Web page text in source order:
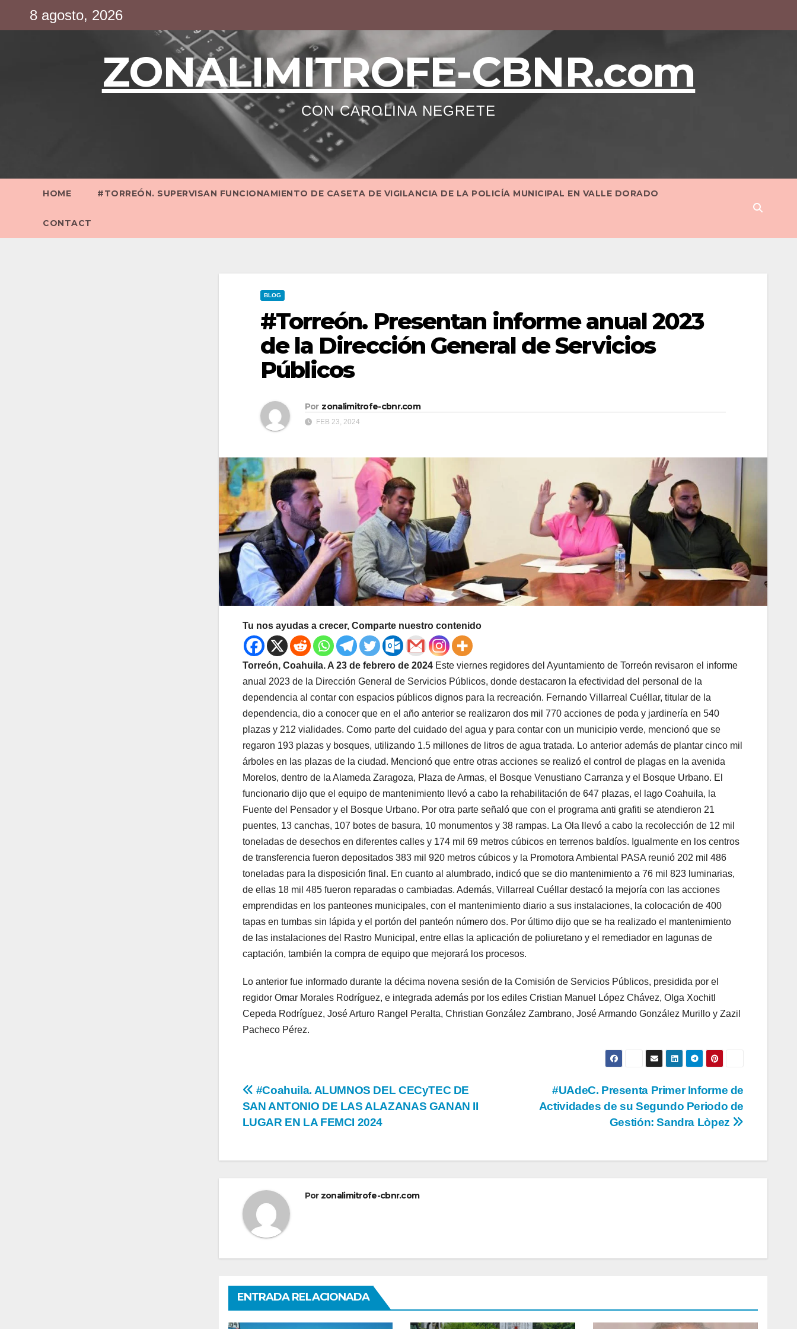
8 agosto, 2026
ZONALIMITROFE-CBNR.com
CON CAROLINA NEGRETE
HOME #TORREÓN. SUPERVISAN FUNCIONAMIENTO DE CASETA DE VIGILANCIA DE LA POLICÍA MUNICIPAL EN VALLE DORADO
CONTACT
BLOG
#Torreón. Presentan informe anual 2023
de la Dirección General de Servicios
Públicos
Por zonalimitrofe-cbnr.com
FEB 23, 2024
Tu nos ayudas a crecer, Comparte nuestro contenido
Torreón, Coahuila. A 23 de febrero de 2024Este viernes regidores del Ayuntamiento de Torreón revisaron el informe
anual 2023 de la Dirección General de Servicios Públicos, donde destacaron la efectividad del personal de la
dependencia al contar con espacios públicos dignos para la recreación. Fernando Villarreal Cuéllar, titular de la
dependencia, dio a conocer que en el año anterior se realizaron dos mil 770 acciones de poda y jardinería en 540
plazas y 212 vialidades. Como parte del cuidado del agua y para contar con un municipio verde, mencionó que se
regaron 193 plazas y bosques, utilizando 1.5 millones de litros de agua tratada. Lo anterior además de plantar cinco mil
árboles en las plazas de la ciudad. Mencionó que entre otras acciones se realizó el control de plagas en la avenida
Morelos, dentro de la Alameda Zaragoza, Plaza de Armas, el Bosque Venustiano Carranza y el Bosque Urbano. El
funcionario dijo que el equipo de mantenimiento llevó a cabo la rehabilitación de 647 plazas, el lago Coahuila, la
Fuente del Pensador y el Bosque Urbano. Por otra parte señaló que con el programa anti grafiti se atendieron 21
puentes, 13 canchas, 107 botes de basura, 10 monumentos y 38 rampas. La Ola llevó a cabo la recolección de 12 mil
toneladas de desechos en diferentes calles y 174 mil 69 metros cúbicos en terrenos baldíos. Igualmente en los centros
de transferencia fueron depositados 383 mil 920 metros cúbicos y la Promotora Ambiental PASA reunió 202 mil 486
toneladas para la disposición final. En cuanto al alumbrado, indicó que se dio mantenimiento a 76 mil 823 luminarias,
de ellas 18 mil 485 fueron reparadas o cambiadas. Además, Villarreal Cuéllar destacó la mejoría con las acciones
emprendidas en los panteones municipales, con el mantenimiento diario a sus instalaciones, la colocación de 400
tapas en tumbas sin lápida y el portón del panteón número dos. Por último dijo que se ha realizado el mantenimiento
de las instalaciones del Rastro Municipal, entre ellas la aplicación de poliuretano y el remediador en lagunas de
captación, también la compra de equipo que mejorará los procesos.
Lo anterior fue informado durante la décima novena sesión de la Comisión de Servicios Públicos, presidida por el
regidor Omar Morales Rodríguez, e integrada además por los ediles Cristian Manuel López Chávez, Olga Xochitl
Cepeda Rodríguez, José Arturo Rangel Peralta, Christian González Zambrano, José Armando González Murillo y Zazil
Pacheco Pérez.
Navegación
de
#UAdeC. Presenta Primer Informe de
Actividades de su Segundo Periodo de
Gestión: Sandra Lòpez
#Coahuila. ALUMNOS DEL CECyTEC DE
SAN ANTONIO DE LAS ALAZANAS GANAN II
LUGAR EN LA FEMCI 2024
Por zonalimitrofe-cbnr.com
ENTRADA RELACIONADA